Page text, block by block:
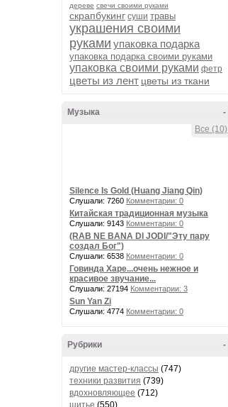
дереве свечи своими руками
скрапбукинг суши травы
украшения своими
руками упаковка подарка
упаковка подарка своими руками
упаковка своими руками фетр
цветы из лент цветы из ткани
-
Музыка
Все (10)
Silence Is Gold (Huang Jiang Qin)
Слушали: 7260 Комментарии: 0
Китайская традиционная музыка
Слушали: 9143 Комментарии: 0
(RAB NE BANA DI JODI/"Эту пару
создал Бог")
Слушали: 6538 Комментарии: 0
Говинда Харе...очень нежное и
красивое звучание...
Слушали: 27194 Комментарии: 3
Sun Yan Zi
Слушали: 4774 Комментарии: 0
-
Рубрики
другие мастер-классы (747)
техники развития (739)
вдохновляющее (712)
шитье (550)